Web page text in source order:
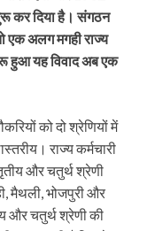
कर दिया है। संगठन
एक अलग मगही राज्य
हुआ यह विवाद अब एक
को दो श्रेणियों में
राज्य कर्मचारी
और चतुर्थ श्रेणी
मैथली, भोजपुरी और
और चतुर्थ श्रेणी की